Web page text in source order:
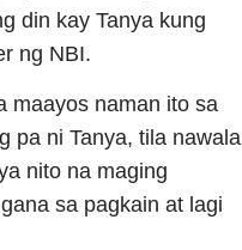
din kay Tanya kung
ng NBI.
maayos naman ito sa
pa ni Tanya, tila nawala
nito na maging
sa pagkain at lagi